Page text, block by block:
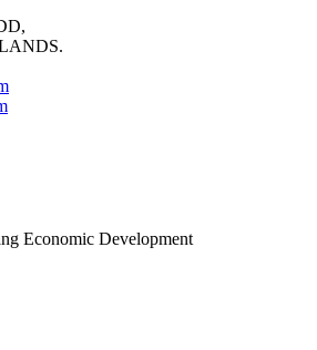
Economic Development